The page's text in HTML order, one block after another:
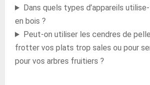
Dans quels types d’appareils
en bois ?
Peut-on utiliser les cendres de
frotter vos plats trop sales ou pour
pour vos arbres fruitiers ?